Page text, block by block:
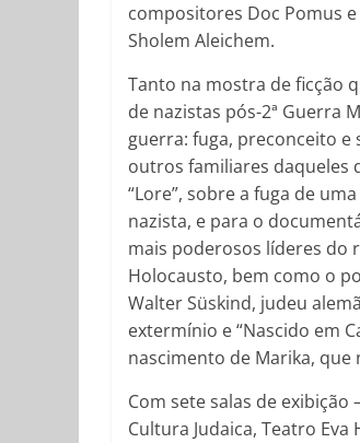
compositores Doc Pomus
Sholem Aleichem.
Tanto na mostra de ficção
de nazistas pós-2ª Guerra
guerra: fuga, preconceito
outros familiares daqueles
“Lore”, sobre a fuga de
nazista, e para o
mais poderosos líderes do
Holocausto, bem como o
Walter Süskind, judeu
extermínio e “Nascido em
nascimento de Marika, que
Com sete salas de exibição
Cultura Judaica, Teatro